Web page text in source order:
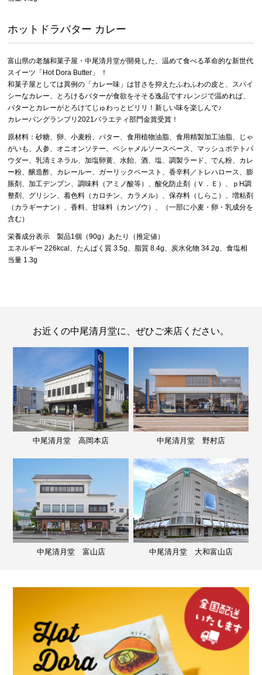
ホットドラバター カレー
富山県の老舗和菓子屋・中尾清月堂が開発した、温めて食べる革命的な新世代
スイーツ「Hot Dora Butter」 ！
和菓子屋としては異例の「カレー味」は甘さを抑えたふわふわの皮と、スパイ
シーなカレー、とろけるバターが食欲をそそる逸品です♪レンジで温めれば、
バターとカレーがとろけてじゅわっとピリリ！新しい味を楽しんで♪
カレーパングランプリ2021バラエティ部門金賞受賞！
原材料：砂糖、卵、小麦粉、バター、食用植物油脂、食用精製加工油脂、じゃ
がいも、人参、オニオンソテー、ベシャメルソースベース、マッシュポテトパ
ウダー、乳清ミネラル、加塩卵黄、水飴、酒、塩、調製ラード、でん粉、カレ
ー粉、醸造酢、カレールー、ガーリックペースト、香辛料／トレハロース、膨
脹剤、加工デンプン、調味料（アミノ酸等）、酸化防止剤（Ｖ．Ｅ）、ｐH調
整剤、グリシン、着色料（カロチン、カラメル）、保存料（しらこ）、増粘剤
（カラギーナン）、香料、甘味料（カンゾウ）、（一部に小麦・卵・乳成分を
含む）
栄養成分表示 製品1個（90g）あたり（推定値）
エネルギー 226kcal、たんぱく質 3.5g、脂質 8.4g、炭水化物 34.2g、食塩相
当量 1.3g
お近くの中尾清月堂に、ぜひご来店ください。
中尾清月堂 高岡本店 中尾清月堂 野村店
中尾清月堂 富山店 中尾清月堂 大和富山店